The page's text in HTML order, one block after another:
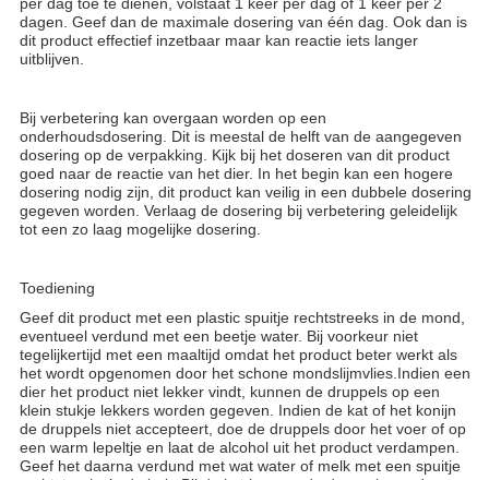
dagen. Geef dan de maximale dosering van één dag. Ook dan is
dit product effectief inzetbaar maar kan reactie iets langer
uitblijven.
Bij verbetering kan overgaan worden op een
onderhoudsdosering. Dit is meestal de helft van de aangegeven
dosering op de verpakking. Kijk bij het doseren van dit product
goed naar de reactie van het dier. In het begin kan een hogere
dosering nodig zijn, dit product kan veilig in een dubbele dosering
gegeven worden. Verlaag de dosering bij verbetering geleidelijk
tot een zo laag mogelijke dosering.
Toediening
Geef dit product met een plastic spuitje rechtstreeks in de mond,
eventueel verdund met een beetje water. Bij voorkeur niet
tegelijkertijd met een maaltijd omdat het product beter werkt als
het wordt opgenomen door het schone mondslijmvlies.Indien een
dier het product niet lekker vindt, kunnen de druppels op een
klein stukje lekkers worden gegeven. Indien de kat of het konijn
de druppels niet accepteert, doe de druppels door het voer of op
een warm lepeltje en laat de alcohol uit het product verdampen.
Geef het daarna verdund met wat water of melk met een spuitje